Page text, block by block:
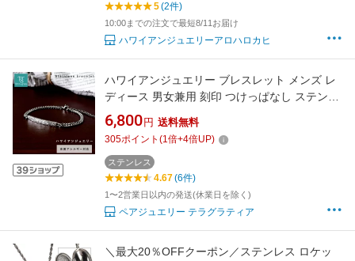
5(2件)
10:00までの注文で最短8/11お届け
ハワイアンジュエリーアロハロカヒ
ハワイアンジュエリー ブレスレット メンズ レ
ディース 男女兼用 刻印 つけっぱなし ステンレ
ス サージカルステンレス316L 金属アレルギー
対応 プルメリア スクロール IDプレート スティ
ールシルバーカラー テラグラティア Terra-
gratia LadiesBracelet
6,800 円 送料無料
305ポイント (1倍+4倍UP)
ステンレス
4.67(6件)
1〜2営業日以内の発送(休業日を除く)
ペアジュエリー テラグラティア
＼最大20％OFFクーポン／ステンレス ロケッ